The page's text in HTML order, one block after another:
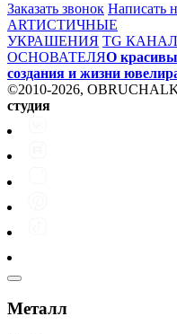
Заказать звонок Написать
ARTИСТИЧНЫЕ
УКРАШЕНИЯ TG КАНАЛ
ОСНОВАТЕЛЯО
создания и жизни
©2010-2026,
студия
Металл